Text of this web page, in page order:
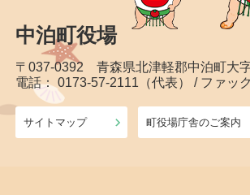
中泊町役場
〒037-0392 青森県北津軽郡中泊町大
電話： 0173-57-2111（代表） / ファッ
サイトマップ 町役場庁舎のご案内